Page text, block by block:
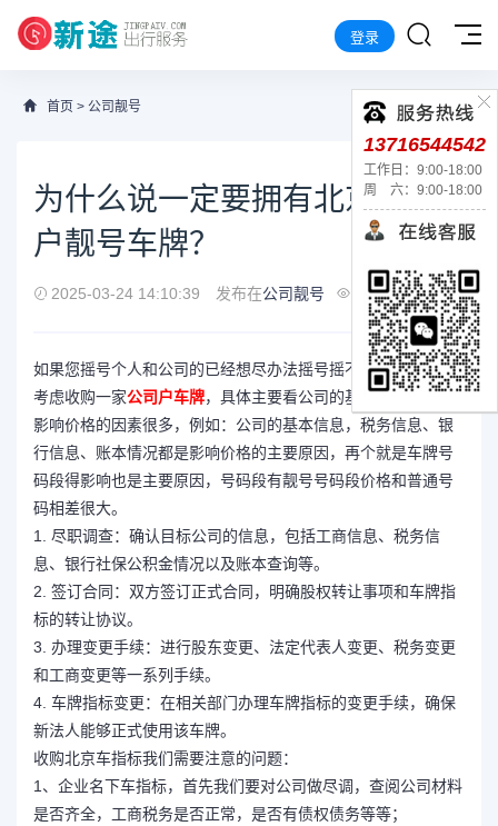
登录
首页 > 公司靓号
为什么说一定要拥有北京公司
户靓号车牌？
2025-03-24 14:10:39 发布在公司靓号 157
如果您摇号个人和公司的已经想尽办法摇号摇不到了那您可以
考虑收购一家公司户车牌，具体主要看公司的基本信息，因为
影响价格的因素很多，例如：公司的基本信息，税务信息、银
行信息、账本情况都是影响价格的主要原因，再个就是车牌号
码段得影响也是主要原因，号码段有靓号号码段价格和普通号
码相差很大。
1. 尽职调查：确认目标公司的信息，包括工商信息、税务信
息、银行社保公积金情况以及账本查询等。
2. 签订合同：双方签订正式合同，明确股权转让事项和车牌指
标的转让协议。
3. 办理变更手续：进行股东变更、法定代表人变更、税务变更
和工商变更等一系列手续。
4. 车牌指标变更：在相关部门办理车牌指标的变更手续，确保
新法人能够正式使用该车牌。
收购北京车指标我们需要注意的问题：
1、企业名下车指标，首先我们要对公司做尽调，查阅公司材料
是否齐全，工商税务是否正常，是否有债权债务等等；
13716544542
工作日：9:00-18:00
周 六：9:00-18:00